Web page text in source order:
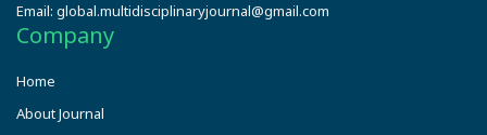
Email: global.multidisciplinaryjournal@gmail.com
Company
Home
About Journal